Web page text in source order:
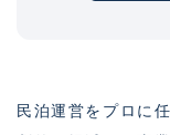
民泊運営をプロに